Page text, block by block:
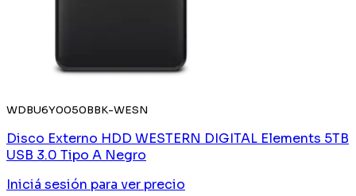
WDBU6Y0050BBK-WESN
Disco Externo HDD WESTERN DIGITAL Elements 5TB
USB 3.0 Tipo A Negro
Iniciá sesión para ver precio